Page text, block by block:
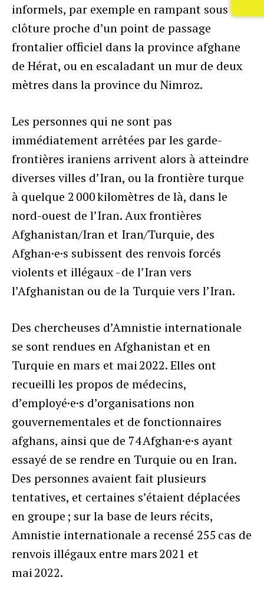
informels, par exemple en rampant sous une
clôture proche d’un point de passage
frontalier officiel dans la province afghane
de Hérat, ou en escaladant un mur de deux
mètres dans la province du Nimroz.
Les personnes qui ne sont pas
immédiatement arrêtées par les garde-
frontières iraniens arrivent alors à atteindre
diverses villes d’Iran, ou la frontière turque
à quelque 2 000 kilomètres de là, dans le
nord-ouest de l’Iran. Aux frontières
Afghanistan/Iran et Iran/Turquie, des
Afghan·e·s subissent des renvois forcés
violents et illégaux - de l’Iran vers
l’Afghanistan ou de la Turquie vers l’Iran.
Des chercheuses d’Amnistie internationale
se sont rendues en Afghanistan et en
Turquie en mars et mai 2022. Elles ont
recueilli les propos de médecins,
d’employé·e·s d’organisations non
gouvernementales et de fonctionnaires
afghans, ainsi que de 74 Afghan·e·s ayant
essayé de se rendre en Turquie ou en Iran.
Des personnes avaient fait plusieurs
tentatives, et certaines s’étaient déplacées
en groupe ; sur la base de leurs récits,
Amnistie internationale a recensé 255 cas de
renvois illégaux entre mars 2021 et
mai 2022.